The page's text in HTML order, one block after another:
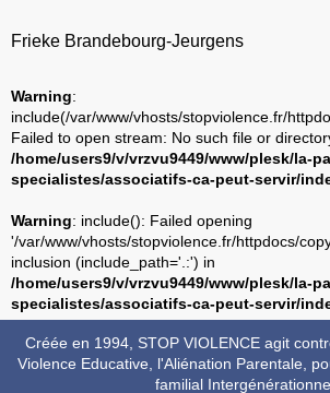
Frieke Brandebourg-Jeurgens
Warning:
include(/var/www/vhosts/stopviolence.fr/
Failed to open stream: No such file or
/home/users9/v/vrzvu9449/www/plesk/la-
specialistes/associatifs-ca-peut-servir/
Warning: include(): Failed opening
'/var/www/vhosts/stopviolence.fr/httpdocs/
inclusion (include_path='.:') in
/home/users9/v/vrzvu9449/www/plesk/la-
specialistes/associatifs-ca-peut-servir/
Créée en 1994, STOP VIOLENCE agit
Violence Educative, l'Aliénation Parentale,
familial